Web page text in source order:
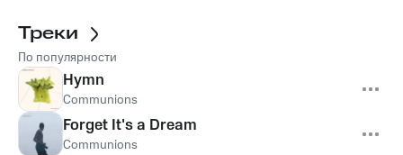
Треки
По популярности
Hymn
Communions
Forget It's a Dream
Communions